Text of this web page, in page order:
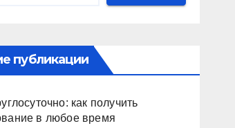
публикации
как получить
в любое время